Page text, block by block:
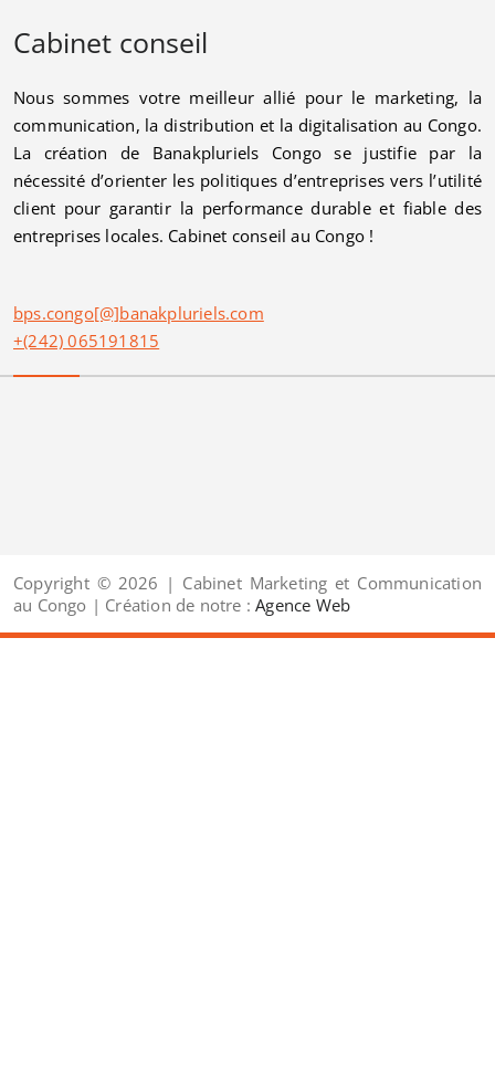
Cabinet conseil
Nous sommes votre meilleur allié pour le marketing, la
communication, la distribution et la digitalisation au Congo.
La création de Banakpluriels Congo se justifie par la
nécessité d’orienter les politiques d’entreprises vers l’utilité
client pour garantir la performance durable et fiable des
entreprises locales. Cabinet conseil au Congo !
bps.congo[@]banakpluriels.com
+(242) 065191815
Copyright © 2026 | Cabinet Marketing et Communication
au Congo | Création de notre :Agence Web